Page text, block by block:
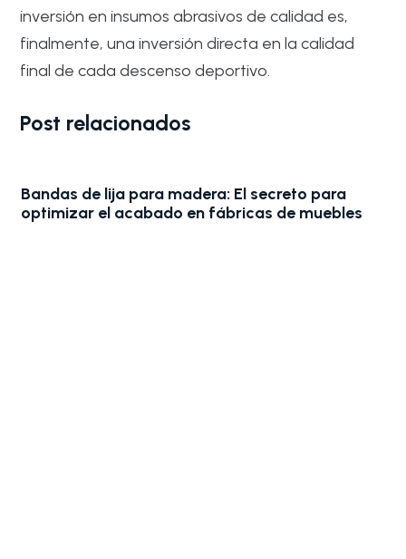
inversión en insumos abrasivos de calidad es,
finalmente, una inversión directa en la calidad
final de cada descenso deportivo.
Post relacionados
Bandas de lija para madera: El secreto para
optimizar el acabado en fábricas de muebles